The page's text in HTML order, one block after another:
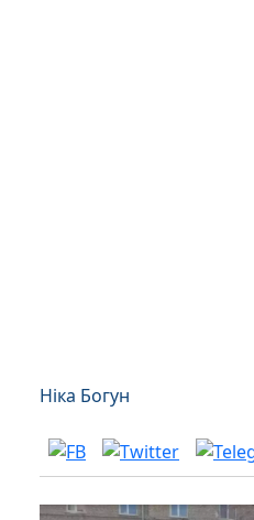
Ніка Богун